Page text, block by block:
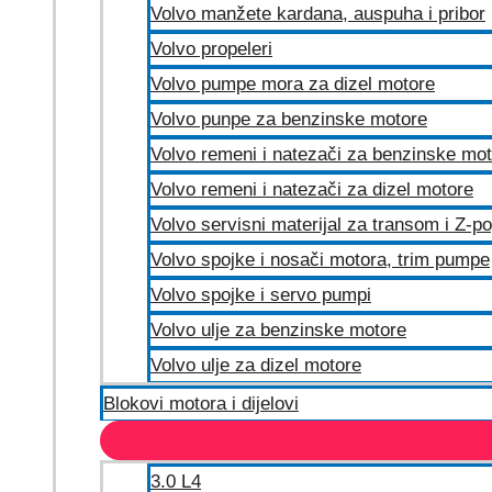
Volvo manžete kardana, auspuha i pribor
Volvo propeleri
Volvo pumpe mora za dizel motore
Volvo punpe za benzinske motore
Volvo remeni i natezači za benzinske
Volvo remeni i natezači za dizel motore
Volvo servisni materijal za transom i Z-
Volvo spojke i nosači motora, trim pumpe
Volvo spojke i servo pumpi
Volvo ulje za benzinske motore
Volvo ulje za dizel motore
Blokovi motora i dijelovi
3.0 L4